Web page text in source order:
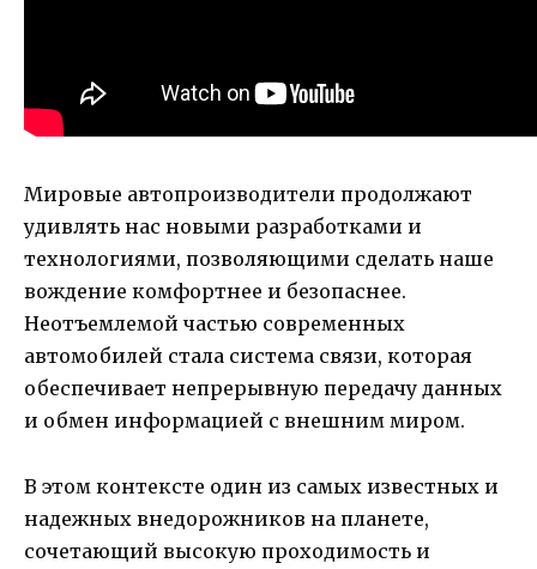
Мировые автопроизводители продолжают
удивлять нас новыми разработками и
технологиями, позволяющими сделать наше
вождение комфортнее и безопаснее.
Неотъемлемой частью современных
автомобилей стала система связи, которая
обеспечивает непрерывную передачу данных
и обмен информацией с внешним миром.
В этом контексте один из самых известных и
надежных внедорожников на планете,
сочетающий высокую проходимость и